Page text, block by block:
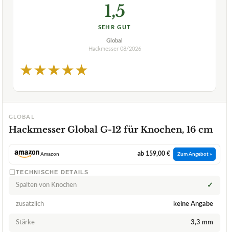
1,5
SEHR GUT
Global
Hackmesser 08/2026
★★★★★
GLOBAL
Hackmesser Global G-12 für Knochen, 16 cm
Amazon ab 159,00 € Zum Angebot »
TECHNISCHE DETAILS
Spalten von Knochen ✓
zusätzlich keine Angabe
Stärke 3,3 mm